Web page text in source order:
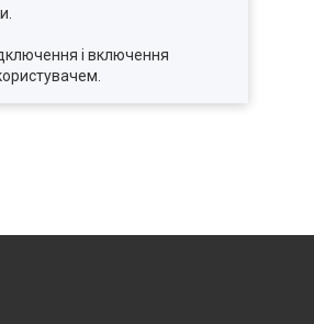
і включення